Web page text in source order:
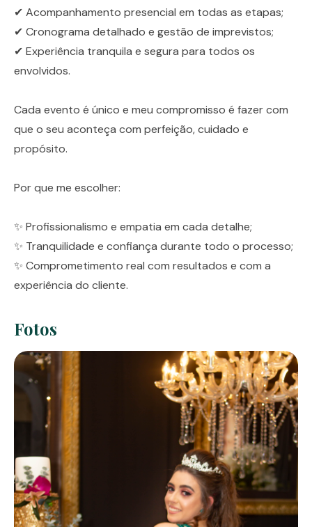
✔ Acompanhamento presencial em todas as etapas;
✔ Cronograma detalhado e gestão de imprevistos;
✔ Experiência tranquila e segura para todos os
envolvidos.
Cada evento é único e meu compromisso é fazer com
que o seu aconteça com perfeição, cuidado e
propósito.
Por que me escolher:
✨ Profissionalismo e empatia em cada detalhe;
✨ Tranquilidade e confiança durante todo o processo;
✨ Comprometimento real com resultados e com a
experiência do cliente.
Fotos